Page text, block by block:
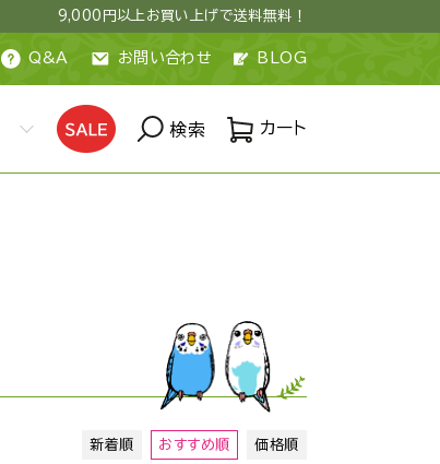
9,000円以上お買い上げで送料無料！
Q&A お問い合わせ BLOG
検索 カート
新着順 おすすめ順 価格順